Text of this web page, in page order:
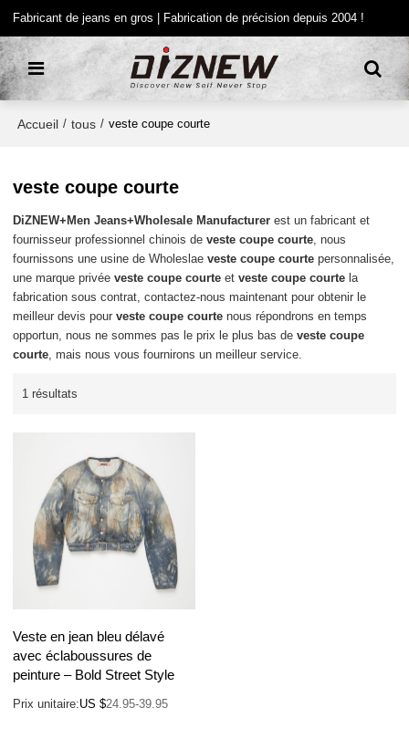
Fabricant de jeans en gros | Fabrication de précision depuis 2004 !
Accueil / tous / veste coupe courte
veste coupe courte
DiZNEW+Men Jeans+Wholesale Manufacturer est un fabricant et
fournisseur professionnel chinois deveste coupe courte, nous
fournissons une usine de Wholeslaeveste coupe courte personnalisée,
une marque privéeveste coupe courte etveste coupe courte la
fabrication sous contrat, contactez-nous maintenant pour obtenir le
meilleur devis pourveste coupe courte nous répondrons en temps
opportun, nous ne sommes pas le prix le plus bas deveste coupe
courte, mais nous vous fournirons un meilleur service.
1 résultats
Veste en jean bleu délavé
avec éclaboussures de
peinture – Bold Street Style
Prix unitaire:US $24.95-39.95